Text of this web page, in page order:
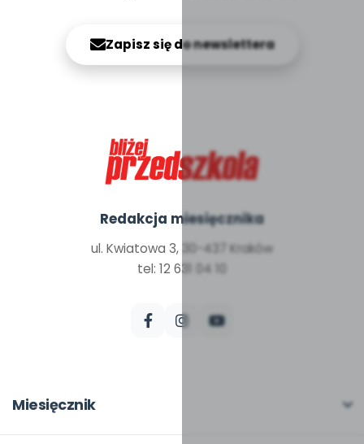
Zapisz się do newslettera
Redakcja miesięcznika
ul. Kwiatowa 3, 30-437 Kraków
tel: 12 631 04 10
Miesięcznik